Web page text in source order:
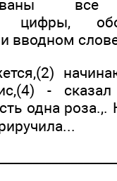
все
цифры,
вводном
-
одна роза.,.